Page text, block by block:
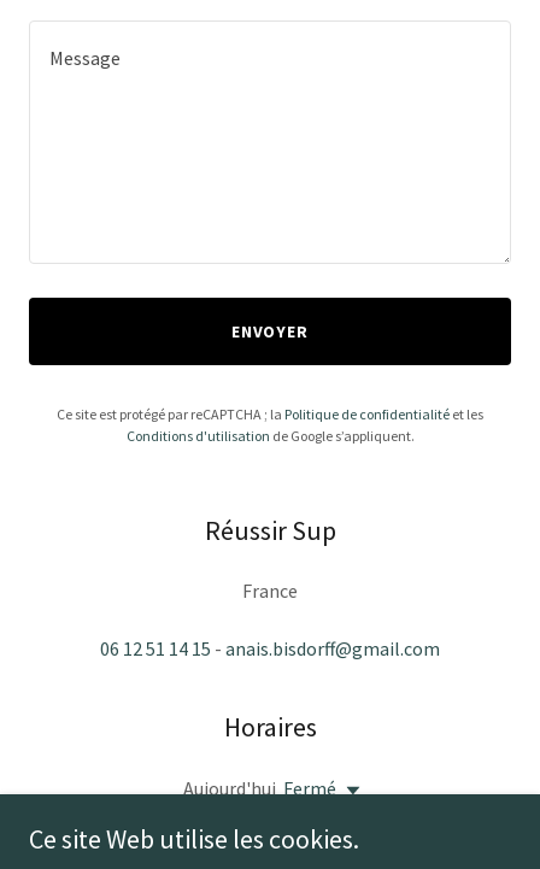
ENVOYER
Ce site est protégé par reCAPTCHA ; la Politique de confidentialité et les
Conditions d'utilisation de Google s’appliquent.
Réussir Sup
France
06 12 51 14 15 - anais.bisdorff@gmail.com
Horaires
Aujourd'hui Fermé
Ce site Web utilise les cookies.